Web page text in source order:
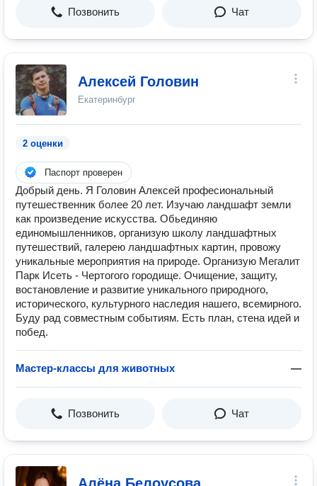
Позвонить Чат
Алексей Головин
Екатеринбург
2 оценки
Паспорт проверен
Добрый день. Я Головин Алексей професиональный
путешественник более 20 лет. Изучаю ландшафт земли
как произведение искусства. Обьединяю
единомышленников, организую школу ландшафтных
путешествий, галерею ландшафтных картин, провожу
уникальные мероприятия на природе. Организую Мегалит
Парк Исеть - Чертогого городище. Очищение, защиту,
востановление и развитие уникального природного,
исторического, культурного наследия нашего, всемирного.
Буду рад совместным событиям. Есть план, стена идей и
побед.
Мастер-классы для животных —
Позвонить Чат